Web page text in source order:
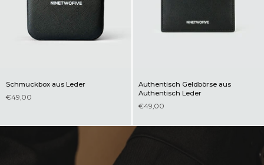
Schmuckbox aus Leder
€49,00
Authentisch Geldbörse aus
Authentisch Leder
€49,00